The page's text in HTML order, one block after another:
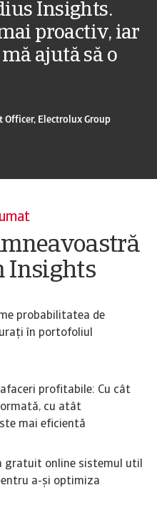
Insights.
proactiv, iar
ajută să o
Officer, Electrolux Group
Insights
probabilitatea de
în portofoliul
profitabile: Cu cât
cu atât
mai eficientă
online sistemul util
a-și optimiza